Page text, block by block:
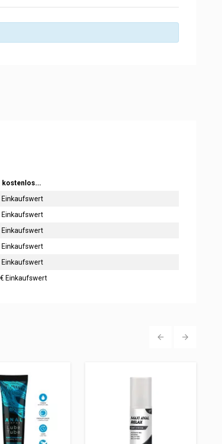
kostenlos...
Einkaufswert
Einkaufswert
Einkaufswert
Einkaufswert
Einkaufswert
Einkaufswert